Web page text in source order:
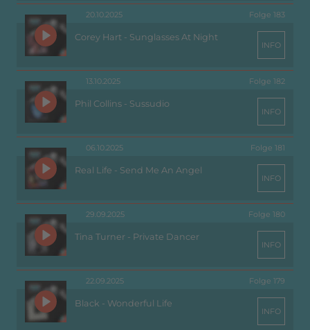
20.10.2025 Folge 183
Corey Hart - Sunglasses At Night
INFO
13.10.2025 Folge 182
Phil Collins - Sussudio
INFO
06.10.2025 Folge 181
Real Life - Send Me An Angel
INFO
29.09.2025 Folge 180
Tina Turner - Private Dancer
INFO
22.09.2025 Folge 179
Black - Wonderful Life
INFO